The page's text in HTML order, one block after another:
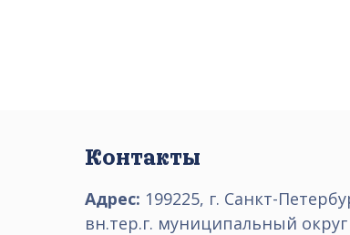
Контакты
Адрес: 199225, г. Санкт-
вн.тер.г. муниципальный